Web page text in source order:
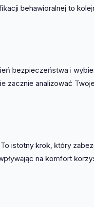
behawioralnej to
bezpieczeństwa i
zacznie analizować
istotny krok, który
na komfort